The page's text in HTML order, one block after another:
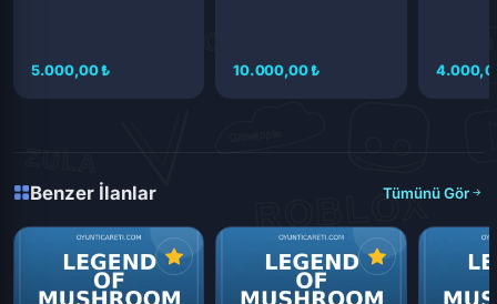
5.000,00 ₺ 10.000,00 ₺
Benzer İlanlar Tümünü Gör